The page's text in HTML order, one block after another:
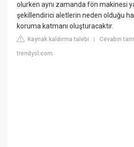
olurken aynı zamanda fön makinesi
şekillendirici aletlerin neden olduğu
koruma katmanı oluşturacaktır.
Kaynak kaldırma talebi |Cevabın
trendyol.com